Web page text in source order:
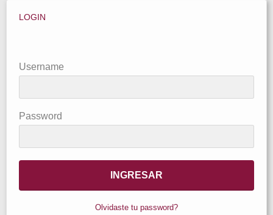
LOGIN
Username
Password
Olvidaste tu password?